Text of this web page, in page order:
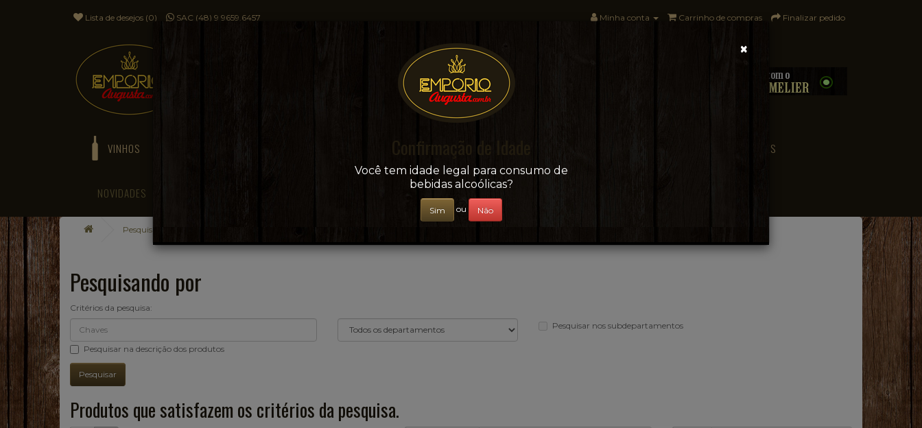
Lista de desejos (0) SAC (48) 9 9659.6457 Minha conta Carrinho de compras Finalizar pedido
Sua conveniência e adega on-line!
VINHOS + BEBIDAS PAÍSES
NOVIDADES
Pesquisando por
Pesquisando por
Critérios da pesquisa:
Pesquisar nos subdepartamentos
Pesquisar na descrição dos produtos
Produtos que satisfazem os critérios da pesquisa.
×
Confirmação de Idade
Você tem idade legal para consumo de
bebidas alcoólicas?
Sim ou Não